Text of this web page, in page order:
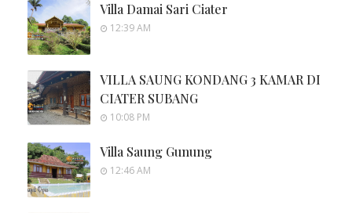
Villa Damai Sari Ciater
12:39 AM
VILLA SAUNG KONDANG 3 KAMAR DI
CIATER SUBANG
10:08 PM
Villa Saung Gunung
12:46 AM